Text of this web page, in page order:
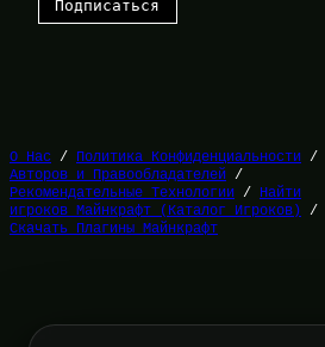
О Нас / Политика Конфиденциальности /
Авторов и Правообладателей /
Рекомендательные Технологии / Найти
игроков Майнкрафт (Каталог Игроков) /
Скачать Плагины Майнкрафт